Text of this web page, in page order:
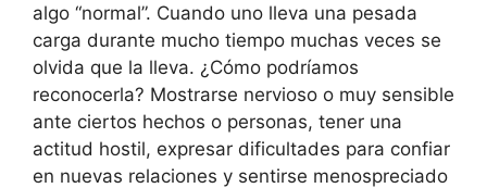
algo “normal”. Cuando uno lleva una pesada
carga durante mucho tiempo muchas veces se
olvida que la lleva. ¿Cómo podríamos
reconocerla? Mostrarse nervioso o muy sensible
ante ciertos hechos o personas, tener una
actitud hostil, expresar dificultades para confiar
en nuevas relaciones y sentirse menospreciado